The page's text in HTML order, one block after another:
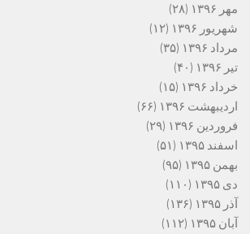
مهر ۱۳۹۶
(۲۸)
شهریور ۱۳۹۶
(۱۲)
مرداد ۱۳۹۶
(۳۵)
تیر ۱۳۹۶
(۴۰)
خرداد ۱۳۹۶
(۱۵)
اردیبهشت ۱۳۹۶
(۶۶)
فروردین ۱۳۹۶
(۲۹)
اسفند ۱۳۹۵
(۵۱)
بهمن ۱۳۹۵
(۹۵)
دی ۱۳۹۵
(۱۱۰)
آذر ۱۳۹۵
(۱۳۶)
آبان ۱۳۹۵
(۱۱۲)